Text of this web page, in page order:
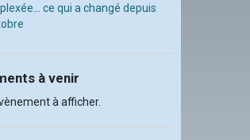
ce qui a changé depuis
à venir
à afficher.